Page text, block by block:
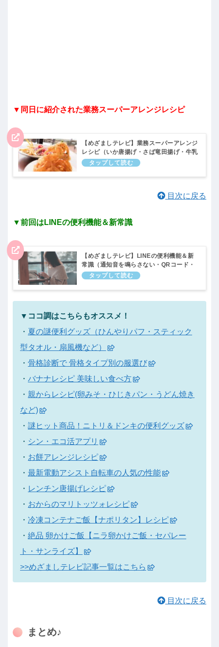
▼同日に紹介された業務スーパーアレンジレシピ
【めざましテレビ】業務スーパーアレンジ
レシピ（いか唐揚げ・さば竜田揚げ・牛乳
パックスイーツ使用）ココ調！9月14日
目次に戻る
▼前回はLINEの便利機能＆新常識
【めざましテレビ】LINEの便利機能＆新
常識（通知音を鳴らさない・QRコード・
トークスクショ・文字認識・ボイスメッセ
▼ココ調はこちらもオススメ！
・ 夏の謎便利グッズ（ひんやりパフ・スティック
型タオル・扇風機など）
・ 骨格診断で 骨格タイプ別の服選び
・ バナナレシピ 美味しい食べ方
・ 親からレシピ(卵みそ・ひじきパン・うどん焼き
など)
・ 謎ヒット商品！ニトリ＆ドンキの便利グッズ
・ シン・エコ活アプリ
・ お餅アレンジレシピ
・ 最新電動アシスト自転車の人気の性能
・ レンチン唐揚げレシピ
・ おからのマリトッツォレシピ
・ 冷凍コンテナご飯【ナポリタン】レシピ
・ 絶品 卵かけご飯【ニラ卵かけご飯・セパレー
ト・サンライズ】
>>めざましテレビ記事一覧はこちら
目次に戻る
まとめ♪